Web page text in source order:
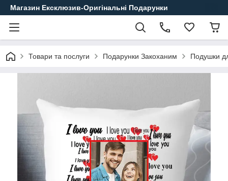
Магазин Ексклюзив-Оригінальні Подарунки
Товари та послуги Подарунки Закоханим Подушки